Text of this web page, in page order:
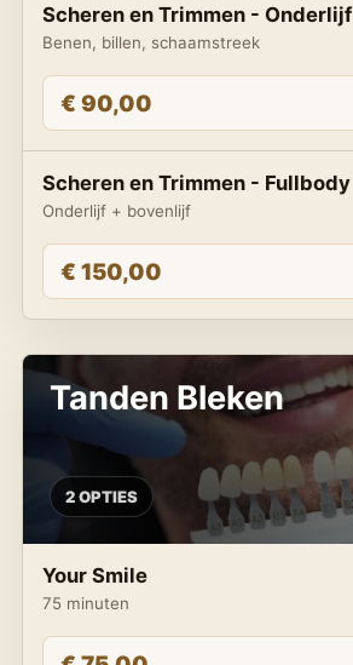
Scheren en Trimmen - Onderlijf
Benen, billen, schaamstreek
€ 90,00
Scheren en Trimmen - Fullbody
Onderlijf + bovenlijf
€ 150,00
Tanden Bleken
2 OPTIES
Your Smile
75 minuten